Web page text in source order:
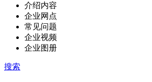
介绍内容
企业网点
常见问题
企业视频
企业图册
搜索